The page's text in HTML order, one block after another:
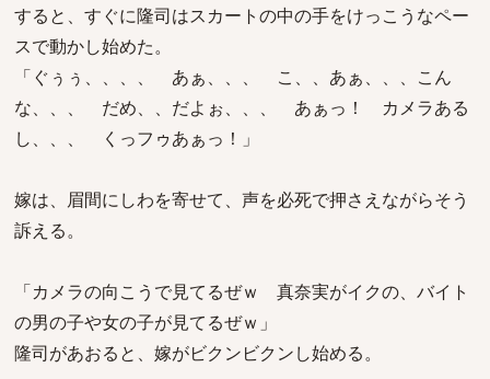
すると、すぐに隆司はスカートの中の手をけっこうなペー
スで動かし始めた。
「ぐぅぅ、、、、 あぁ、、、 こ、、あぁ、、、こん
な、、、 だめ、、だよぉ、、、 あぁっ！ カメラある
し、、、 くっフゥあぁっ！」
嫁は、眉間にしわを寄せて、声を必死で押さえながらそう
訴える。
「カメラの向こうで見てるぜｗ 真奈実がイクの、バイト
の男の子や女の子が見てるぜｗ」
隆司があおると、嫁がビクンビクンし始める。